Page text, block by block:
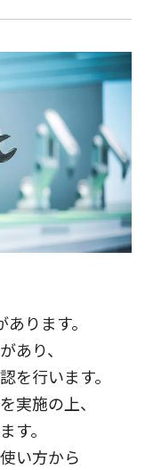
ります。
あり、
を行います。
実施の上、
す。
い方から